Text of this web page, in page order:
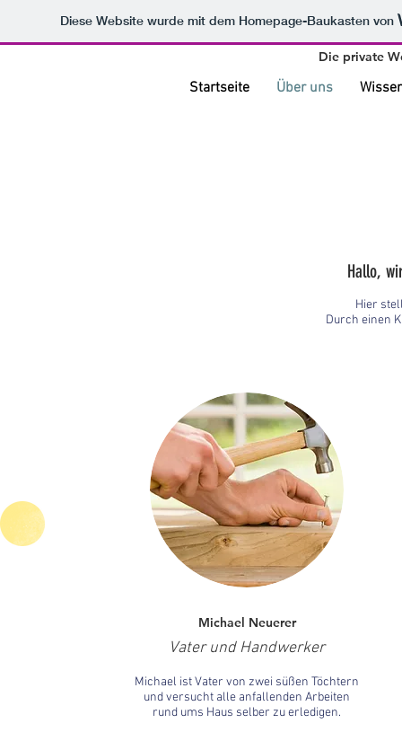
Diese Website wurde mit dem Homepage-Baukasten von
Die private
Startseite Über uns
Hallo,
Hier
Durch einen
Michael Neuerer
Vater und Handwerker
Michael ist Vater von zwei süßen Töchtern
und versucht alle anfallenden Arbeiten
rund ums Haus selber zu erledigen.